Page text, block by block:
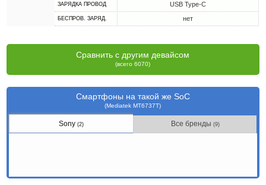
ЗАРЯДКА ПРОВОД USB Type-C
БЕСПРОВ. ЗАРЯД. нет
Сравнить с другим девайсом
(всего 6070)
Смартфоны на такой же SoC
(Mediatek MT6737T)
Sony(2) Все бренды (9)